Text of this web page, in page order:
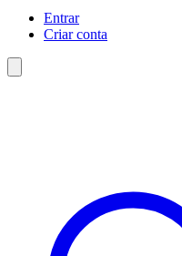
Entrar
Criar conta